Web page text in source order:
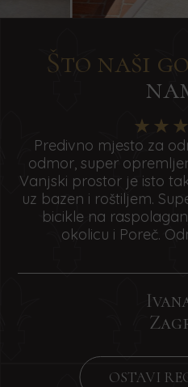
Što naši
OSTAVI
Predivno mjesto za
odmor, super
Vanjski prostor je isto
uz bazen i roštiljem.
bicikle na
okolicu i Poreč.